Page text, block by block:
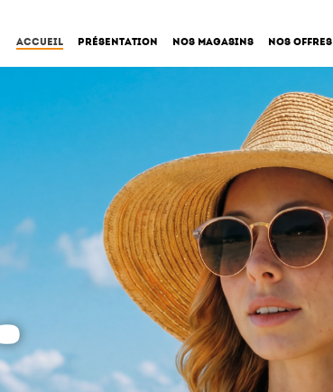
Accueil Présentation Nos magasins Nos offres